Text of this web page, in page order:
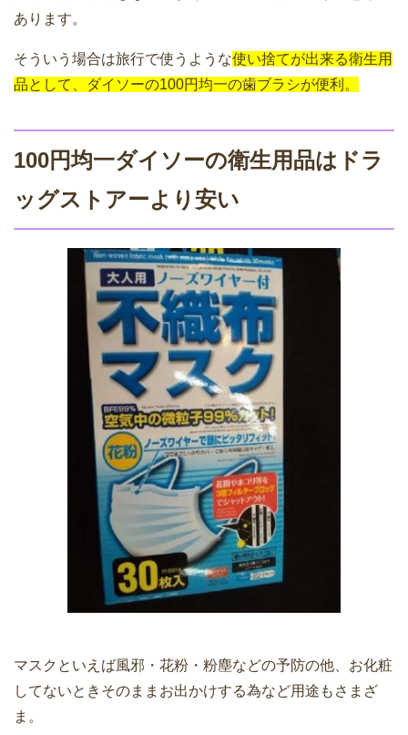
あります。
そういう場合は旅行で使うような使い捨てが出来る衛生用
品として、ダイソーの100円均一の歯ブラシが便利。
100円均一ダイソーの衛生用品はドラ
ッグストアーより安い
マスクといえば風邪・花粉・粉塵などの予防の他、お化粧
してないときそのままお出かけする為など用途もさまざ
ま。